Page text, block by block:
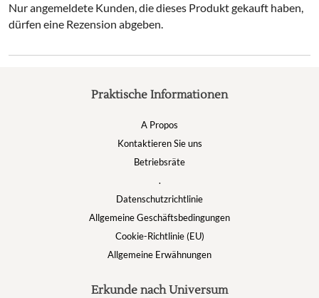
Nur angemeldete Kunden, die dieses Produkt gekauft haben,
dürfen eine Rezension abgeben.
Praktische Informationen
A Propos
Kontaktieren Sie uns
Betriebsräte
.
Datenschutzrichtlinie
Allgemeine Geschäftsbedingungen
Cookie-Richtlinie (EU)
Allgemeine Erwähnungen
Erkunde nach Universum